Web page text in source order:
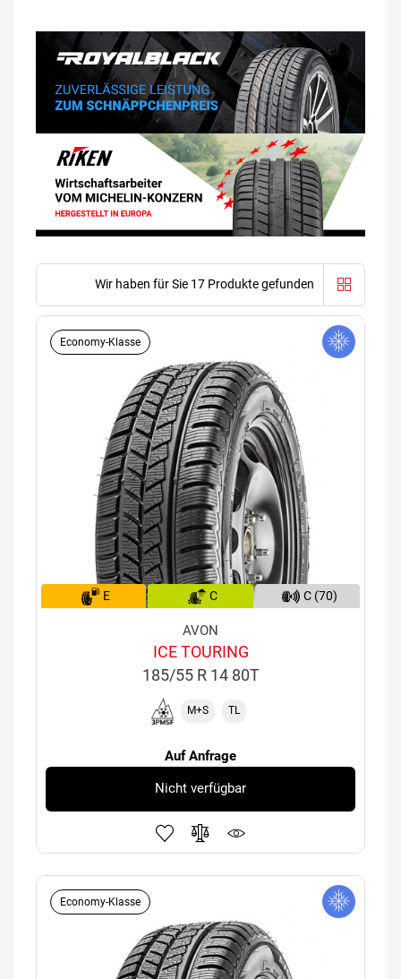
Wir haben für Sie 17 Produkte gefunden
Economy-Klasse
E C C (70)
AVON
ICE TOURING
185/55 R 14 80T
M+S TL
Auf Anfrage
Nicht verfügbar
Economy-Klasse